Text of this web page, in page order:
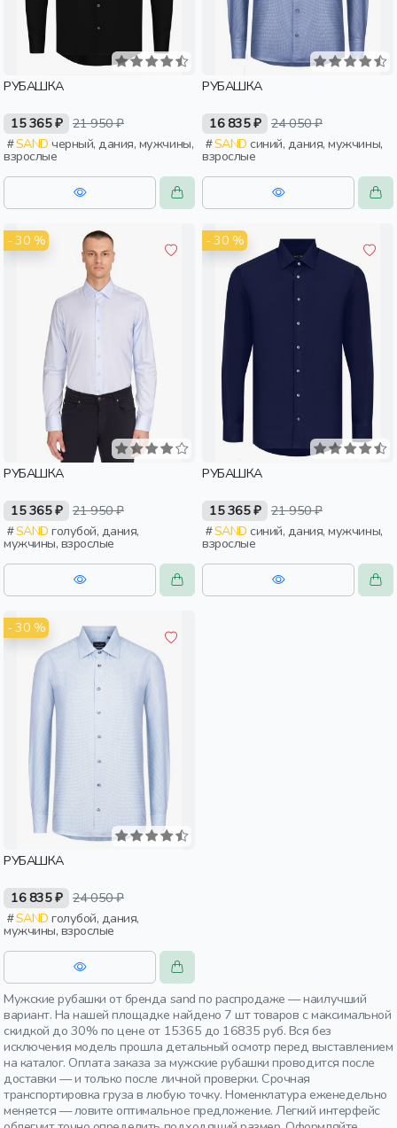
РУБАШКА
15 365 ₽ 21 950 ₽
SAND черный, дания, мужчины,
взрослые
РУБАШКА
16 835 ₽ 24 050 ₽
SAND синий, дания, мужчины,
взрослые
- 30 %
РУБАШКА
15 365 ₽ 21 950 ₽
SAND голубой, дания,
мужчины, взрослые
- 30 %
РУБАШКА
15 365 ₽ 21 950 ₽
SAND синий, дания, мужчины,
взрослые
- 30 %
РУБАШКА
16 835 ₽ 24 050 ₽
SAND голубой, дания,
мужчины, взрослые
Мужские рубашки от бренда sand по распродаже — наилучший
вариант. На нашей площадке найдено 7 шт товаров с максимальной
скидкой до 30% по цене от 15365 до 16835 руб. Вся без
исключения модель прошла детальный осмотр перед выставлением
на каталог. Оплата заказа за мужские рубашки проводится после
доставки — и только после личной проверки. Срочная
транспортировка груза в любую точку. Номенклатура еженедельно
меняется — ловите оптимальное предложение. Легкий интерфейс